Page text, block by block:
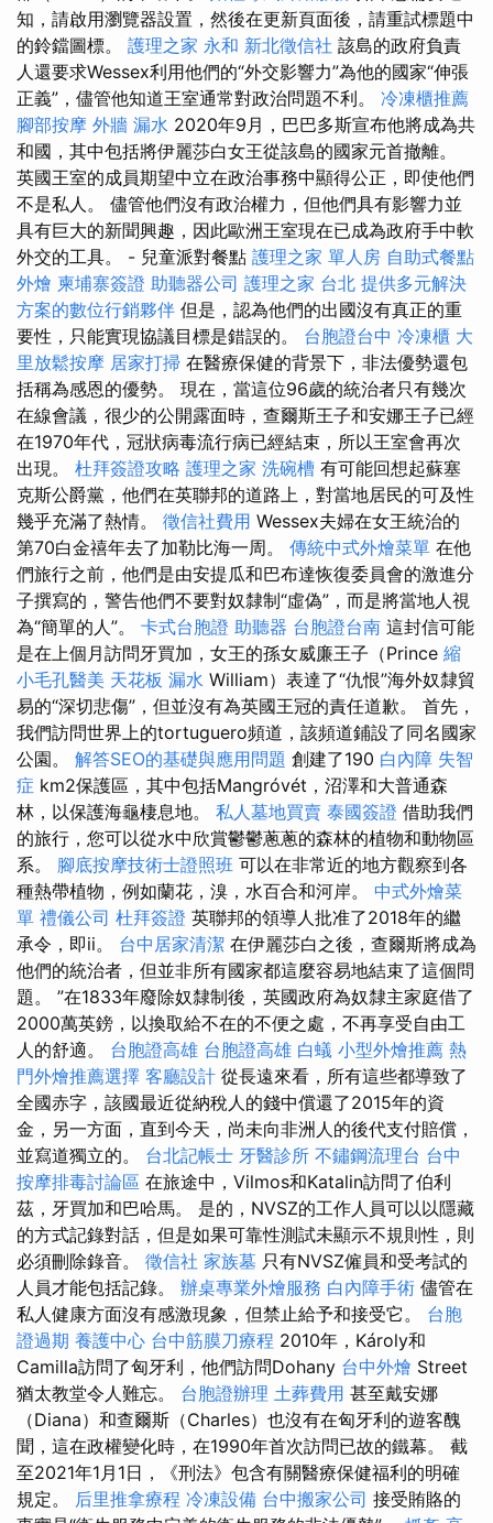
知，請啟用瀏覽器設置，然後在更新頁面後，請重試標題中
的鈴鐺圖標。 護理之家 永和 新北徵信社 該島的政府負責
人還要求Wessex利用他們的“外交影響力”為他的國家“伸張
正義”，儘管他知道王室通常對政治問題不利。 冷凍櫃推薦
腳部按摩 外牆 漏水 2020年9月，巴巴多斯宣布他將成為共
和國，其中包括將伊麗莎白女王從該島的國家元首撤離。
英國王室的成員期望中立在政治事務中顯得公正，即使他們
不是私人。 儘管他們沒有政治權力，但他們具有影響力並
具有巨大的新聞興趣，因此歐洲王室現在已成為政府手中軟
外交的工具。 - 兒童派對餐點 護理之家 單人房 自助式餐點
外燴 柬埔寨簽證 助聽器公司 護理之家 台北 提供多元解決
方案的數位行銷夥伴 但是，認為他們的出國沒有真正的重
要性，只能實現協議目標是錯誤的。 台胞證台中 冷凍櫃 大
里放鬆按摩 居家打掃 在醫療保健的背景下，非法優勢還包
括稱為感恩的優勢。 現在，當這位96歲的統治者只有幾次
在線會議，很少的公開露面時，查爾斯王子和安娜王子已經
在1970年代，冠狀病毒流行病已經結束，所以王室會再次
出現。 杜拜簽證攻略 護理之家 洗碗槽 有可能回想起蘇塞
克斯公爵黨，他們在英聯邦的道路上，對當地居民的可及性
幾乎充滿了熱情。 徵信社費用 Wessex夫婦在女王統治的
第70白金禧年去了加勒比海一周。 傳統中式外燴菜單 在他
們旅行之前，他們是由安提瓜和巴布達恢復委員會的激進分
子撰寫的，警告他們不要對奴隸制“虛偽”，而是將當地人視
為“簡單的人”。 卡式台胞證 助聽器 台胞證台南 這封信可能
是在上個月訪問牙買加，女王的孫女威廉王子（Prince 縮
小毛孔醫美 天花板 漏水 William）表達了“仇恨”海外奴隸貿
易的“深切悲傷”，但並沒有為英國王冠的責任道歉。 首先，
我們訪問世界上的tortuguero頻道，該頻道鋪設了同名國家
公園。 解答SEO的基礎與應用問題 創建了190 白內障 失智
症 km2保護區，其中包括Mangróvét，沼澤和大普通森
林，以保護海龜棲息地。 私人墓地買賣 泰國簽證 借助我們
的旅行，您可以從水中欣賞鬱鬱蔥蔥的森林的植物和動物區
系。 腳底按摩技術士證照班 可以在非常近的地方觀察到各
種熱帶植物，例如蘭花，溴，水百合和河岸。 中式外燴菜
單 禮儀公司 杜拜簽證 英聯邦的領導人批准了2018年的繼
承令，即ii。 台中居家清潔 在伊麗莎白之後，查爾斯將成為
他們的統治者，但並非所有國家都這麼容易地結束了這個問
題。 ”在1833年廢除奴隸制後，英國政府為奴隸主家庭借了
2000萬英鎊，以換取給不在的不便之處，不再享受自由工
人的舒適。 台胞證高雄 台胞證高雄 白蟻 小型外燴推薦 熱
門外燴推薦選擇 客廳設計 從長遠來看，所有這些都導致了
全國赤字，該國最近從納稅人的錢中償還了2015年的資
金，另一方面，直到今天，尚未向非洲人的後代支付賠償，
並寫道獨立的。 台北記帳士 牙醫診所 不鏽鋼流理台 台中
按摩排毒討論區 在旅途中，Vilmos和Katalin訪問了伯利
茲，牙買加和巴哈馬。 是的，NVSZ的工作人員可以以隱藏
的方式記錄對話，但是如果可靠性測試未顯示不規則性，則
必須刪除錄音。 徵信社 家族墓 只有NVSZ僱員和受考試的
人員才能包括記錄。 辦桌專業外燴服務 白內障手術 儘管在
私人健康方面沒有感激現象，但禁止給予和接受它。 台胞
證過期 養護中心 台中筋膜刀療程 2010年，Károly和
Camilla訪問了匈牙利，他們訪問Dohany 台中外燴 Street
猶太教堂令人難忘。 台胞證辦理 土葬費用 甚至戴安娜
（Diana）和查爾斯（Charles）也沒有在匈牙利的遊客醜
聞，這在政權變化時，在1990年首次訪問已故的鐵幕。 截
至2021年1月1日，《刑法》包含有關醫療保健福利的明確
規定。 后里推拿療程 冷凍設備 台中搬家公司 接受賄賂的